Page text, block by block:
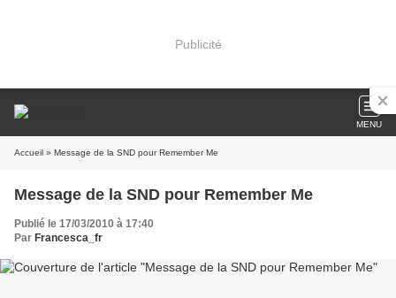
Publicité
MENU
Accueil » Message de la SND pour Remember Me
Message de la SND pour Remember Me
Publié le 17/03/2010 à 17:40
Par Francesca_fr